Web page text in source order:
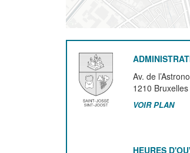
Av. de
1210 Bruxelles
VOIR PLAN
HEURES